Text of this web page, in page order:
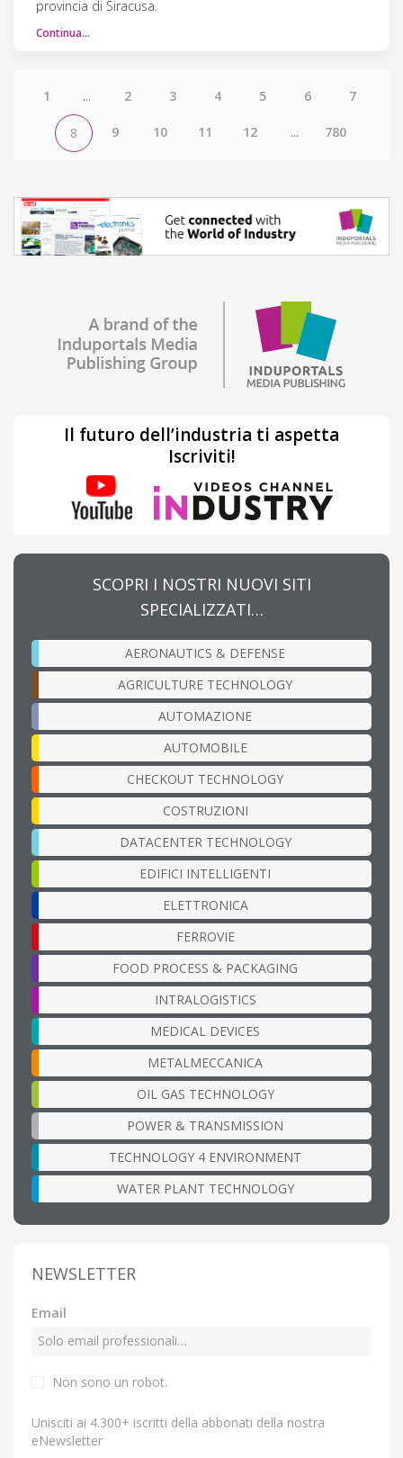
provincia di Siracusa.
Continua…
1 ... 2 3 4 5 6 7
8 9 10 11 12 ... 780
Il futuro dell’industria ti aspetta
Iscriviti!
SCOPRI I NOSTRI NUOVI SITI
SPECIALIZZATI…
AERONAUTICS & DEFENSE
AGRICULTURE TECHNOLOGY
AUTOMAZIONE
AUTOMOBILE
CHECKOUT TECHNOLOGY
COSTRUZIONI
DATACENTER TECHNOLOGY
EDIFICI INTELLIGENTI
ELETTRONICA
FERROVIE
FOOD PROCESS & PACKAGING
INTRALOGISTICS
MEDICAL DEVICES
METALMECCANICA
OIL GAS TECHNOLOGY
POWER & TRANSMISSION
TECHNOLOGY 4 ENVIRONMENT
WATER PLANT TECHNOLOGY
NEWSLETTER
Email
Non sono un robot.
Unisciti ai 4.300+ iscritti della abbonati della nostra
eNewsletter